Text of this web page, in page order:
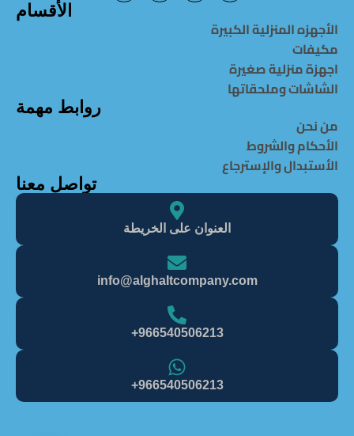
الأقسام
الأجهزه المنزلية الكبيرة
مكيفات
اجهزة منزلية صغيرة
الشاشات وملحقاتها
روابط مهمة
من نحن
الأحكام والشروط
الأستبدال والإسترجاع
تواصل معنا
العنوان على الخريطة
info@alghaItcompany.com
966540506213+
966540506213+